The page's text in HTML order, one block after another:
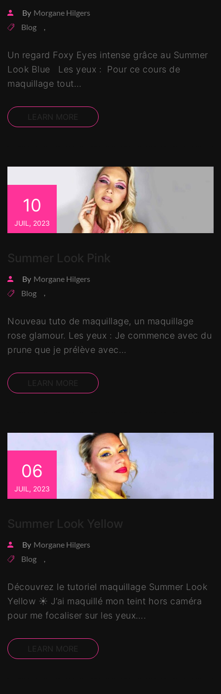
By Morgane Hilgers
Blog
,
Un regard Foxy Eyes intense grâce au Summer
Look Blue Les yeux : Pour ce cours de
maquillage tout…
LEARN MORE
10
JUIL, 2023
Summer Look Pink
By Morgane Hilgers
Blog
,
Nouveau tuto de maquillage, un maquillage
rose glamour. Les yeux : Je commence avec du
prune que je prélève avec…
LEARN MORE
06
JUIL, 2023
Summer Look Yellow
By Morgane Hilgers
Blog
,
Découvrez le tutoriel maquillage Summer Look
Yellow ☀️ J’ai maquillé mon teint hors caméra
pour me focaliser sur les yeux….
LEARN MORE